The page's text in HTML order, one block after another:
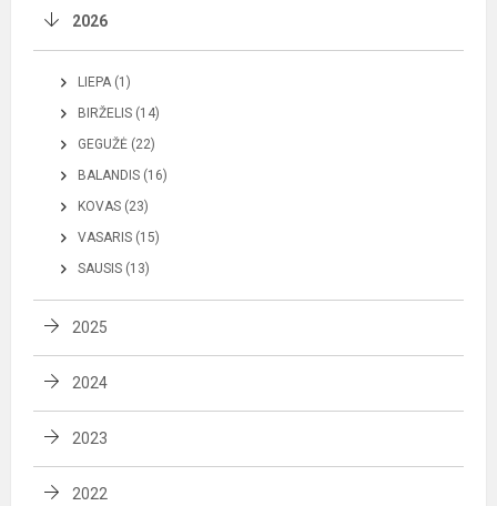
2026
LIEPA (1)
BIRŽELIS (14)
GEGUŽĖ (22)
BALANDIS (16)
KOVAS (23)
VASARIS (15)
SAUSIS (13)
2025
2024
2023
2022